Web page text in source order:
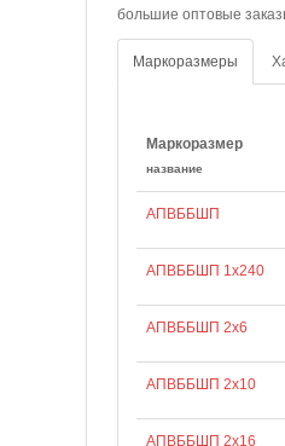
большие оптовые
Маркоразмеры
Маркоразмер
название
АПВББШП
АПВББШП 1х240
АПВББШП 2х6
АПВББШП 2х10
АПВББШП 2х16